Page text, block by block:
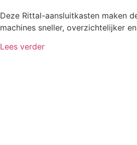
Deze Rittal-aansluitkasten maken
machines sneller, overzichtelijker
Lees verder